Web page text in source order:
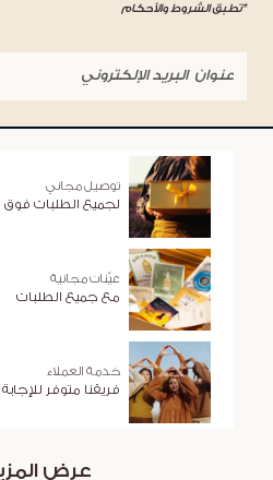
*تطبق الشروط والأحكام
توصيل مجاني
لجميع الطلبات فوق 25 د.ك
عيّنات مجانية
مع جميع الطلبات
خدمة العملاء
فريقنا متوفر
عرض